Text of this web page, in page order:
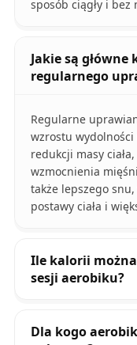
sposób ciągły i
Jakie są
regularnego
Regularne
wzrostu wydolności
redukcji masy
wzmocnienia
także lepszego
postawy ciała i
Ile kalorii
sesji aerobiku?
Dla kogo